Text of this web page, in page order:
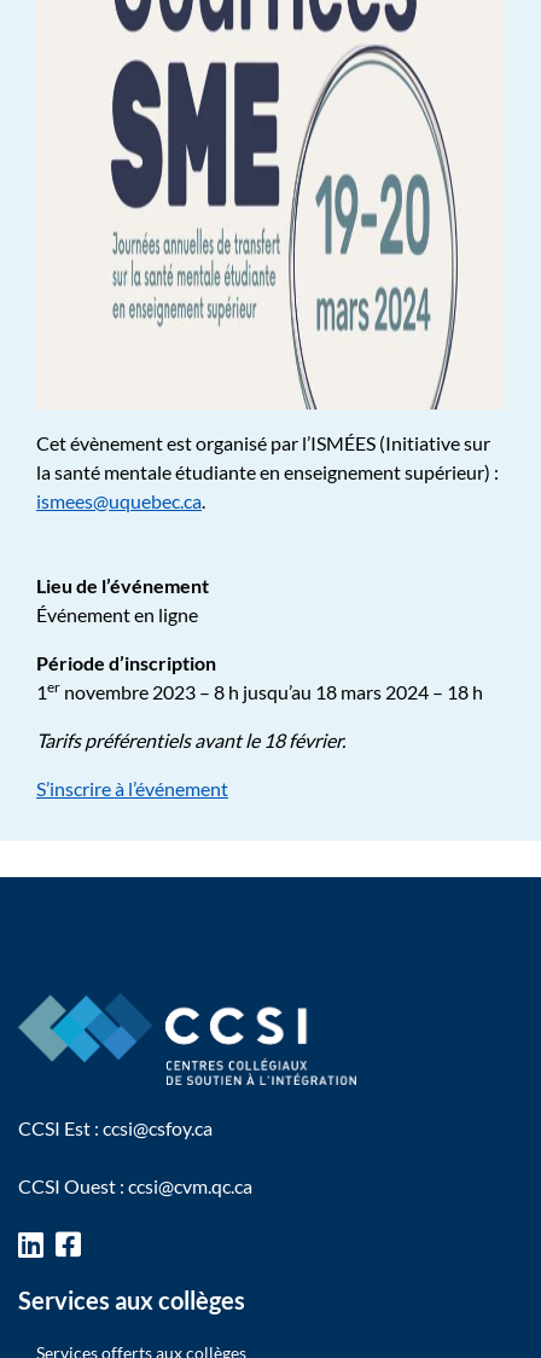
Cet évènement est organisé par l’ISMÉES (Initiative sur
la santé mentale étudiante en enseignement supérieur) :
ismees@uquebec.ca.
Lieu de l’événement
Événement en ligne
Période d’inscription
1er novembre 2023 – 8 h jusqu’au 18 mars 2024 – 18 h
Tarifs préférentiels avant le 18 février.
S’inscrire à l’événement
CCSI Est : ccsi@csfoy.ca
CCSI Ouest : ccsi@cvm.qc.ca
Services aux collèges
Services offerts aux collèges